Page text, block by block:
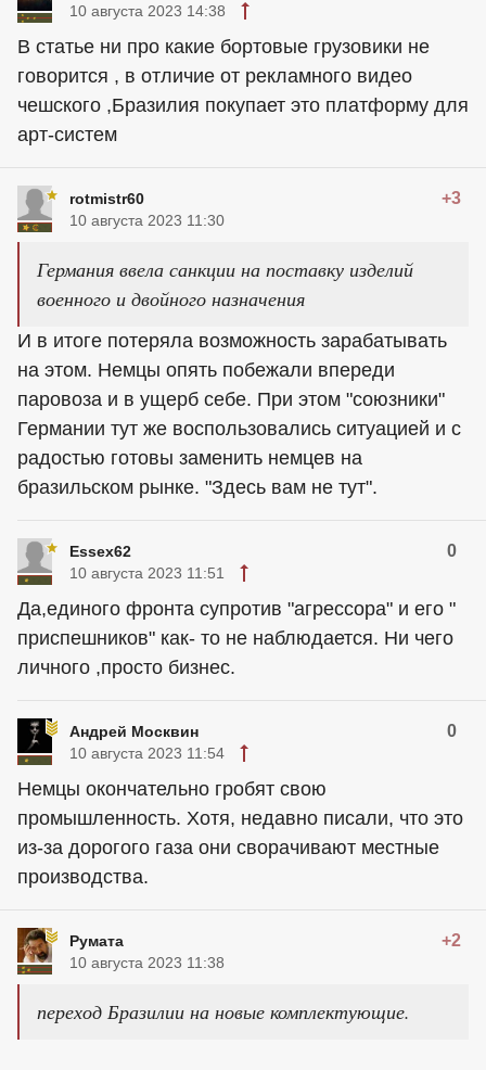
10 августа 2023 14:38
В статье ни про какие бортовые грузовики не
говорится , в отличие от рекламного видео
чешского ,Бразилия покупает это платформу для
арт-систем
rotmistr60 +3
10 августа 2023 11:30
Германия ввела санкции на поставку изделий
военного и двойного назначения
И в итоге потеряла возможность зарабатывать
на этом. Немцы опять побежали впереди
паровоза и в ущерб себе. При этом "союзники"
Германии тут же воспользовались ситуацией и с
радостью готовы заменить немцев на
бразильском рынке. "Здесь вам не тут".
Essex62 0
10 августа 2023 11:51
Да,единого фронта супротив "агрессора" и его "
приспешников" как- то не наблюдается. Ни чего
личного ,просто бизнес.
Андрей Москвин 0
10 августа 2023 11:54
Немцы окончательно гробят свою
промышленность. Хотя, недавно писали, что это
из-за дорогого газа они сворачивают местные
производства.
Румaтa +2
10 августа 2023 11:38
переход Бразилии на новые комплектующие.